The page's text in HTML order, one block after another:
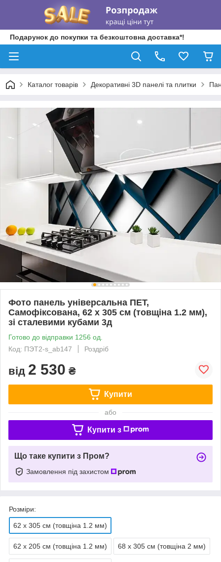
Подарунок до покупки та безкоштовна доставка*!
Каталог товарів Декоративні 3D панелі та плитки
Фото панель універсальна ПЕТ,
Самофіксована, 62 х 305 см (товщіна 1.2 мм),
зі сталевими кубами 3д
Готово до відправки 1256 од.
Код: ПЭТ2-s_ab147
Роздріб
від 2 530 ₴
Купити
або
Купити з
Що таке купити з Пром?
Замовлення під захистом
Розміри:
62 х 305 см (товщіна 1.2 мм)
62 х 205 см (товщіна 1.2 мм) 68 х 305 см (товщіна 2 мм)